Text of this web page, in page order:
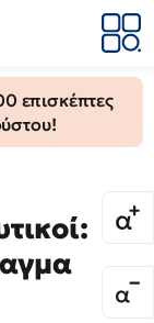
επισκέπτες